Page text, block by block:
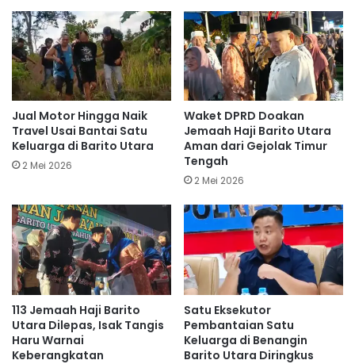
Jual Motor Hingga Naik
Travel Usai Bantai Satu
Keluarga di Barito Utara
2 Mei 2026
Waket DPRD Doakan
Jemaah Haji Barito Utara
Aman dari Gejolak Timur
Tengah
2 Mei 2026
113 Jemaah Haji Barito
Utara Dilepas, Isak Tangis
Haru Warnai
Keberangkatan
Satu Eksekutor
Pembantaian Satu
Keluarga di Benangin
Barito Utara Diringkus